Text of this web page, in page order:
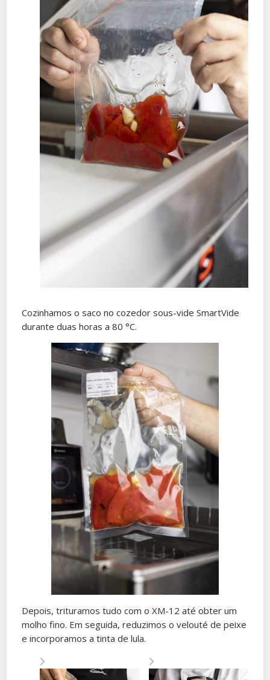
Cozinhamos o saco no cozedor sous-vide SmartVide
durante duas horas a 80 °C.
Depois, trituramos tudo com o XM-12 até obter um
molho fino. Em seguida, reduzimos o velouté de peixe
e incorporamos a tinta de lula.